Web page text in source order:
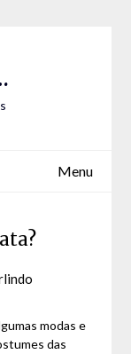
Menu
modas e
das